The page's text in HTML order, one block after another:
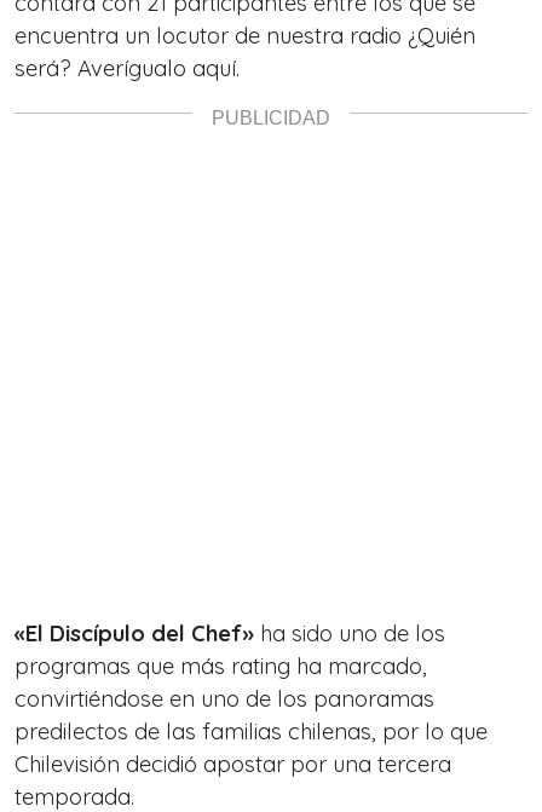
encuentra un locutor de nuestra radio ¿Quién
será? Averígualo aquí.
«El Discípulo del Chef» ha sido uno de los
programas que más rating ha marcado,
convirtiéndose en uno de los panoramas
predilectos de las familias chilenas, por lo que
Chilevisión decidió apostar por una tercera
temporada.